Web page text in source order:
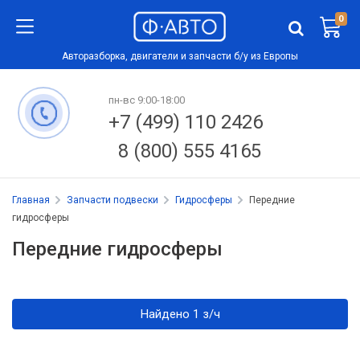
0
Авторазборка, двигатели и запчасти б/у из Европы
пн-вс 9:00-18:00
+7 (499) 110 2426
8 (800) 555 4165
Главная Запчасти подвески Гидросферы
Передние
гидросферы
Передние гидросферы
Найдено 1 з/ч